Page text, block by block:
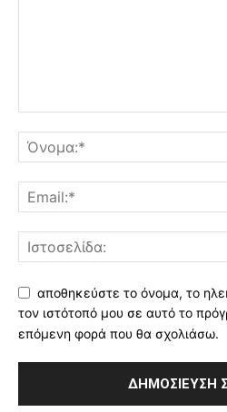
αποθηκεύστε το όνομα, το
τον ιστότοπό μου σε αυτό το
επόμενη φορά που θα σχολιάσω.